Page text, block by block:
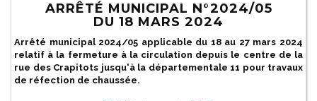
ARRÊTÉ MUNICIPAL N°2024/05
DU 18 MARS 2024
Arrêté municipal 2024/05 applicable du 18 au 27 mars 2024
relatif à la fermeture à la circulation depuis le centre de la
rue des Crapitots jusqu'à la départementale 11 pour travaux
de réfection de chaussée.